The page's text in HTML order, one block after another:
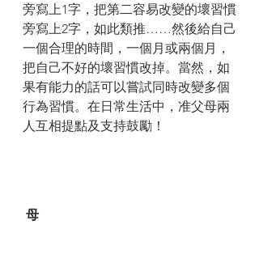
旁寫上1字，把第二容易改變的壞習慣
旁寫上2字，如此類推……然後給自己
一個合理的時間，一個月或兩個月，
把自己不好的壞習慣改掉。當然，如
果有能力的話可以嘗試同時改變多個
行為習慣。在日常生活中，准父母兩
人互相提點及支持鼓勵！
母